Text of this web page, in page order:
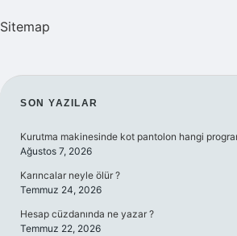
Sitemap
SIDEBAR
SON YAZILAR
Kurutma makinesinde kot pantolon hangi
Ağustos 7, 2026
Karıncalar neyle ölür ?
Temmuz 24, 2026
Hesap cüzdanında ne yazar ?
Temmuz 22, 2026